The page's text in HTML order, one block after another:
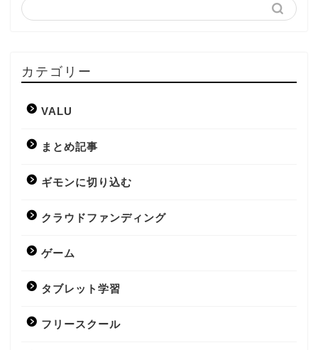
カテゴリー
VALU
まとめ記事
ギモンに切り込む
クラウドファンディング
ゲーム
タブレット学習
フリースクール